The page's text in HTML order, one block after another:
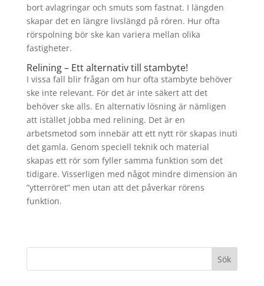
bort avlagringar och smuts som fastnat. I längden
skapar det en längre livslängd på rören. Hur ofta
rörspolning bör ske kan variera mellan olika
fastigheter.
Relining – Ett alternativ till stambyte!
I vissa fall blir frågan om hur ofta stambyte behöver
ske inte relevant. För det är inte säkert att det
behöver ske alls. En alternativ lösning är nämligen
att istället jobba med relining. Det är en
arbetsmetod som innebär att ett nytt rör skapas inuti
det gamla. Genom speciell teknik och material
skapas ett rör som fyller samma funktion som det
tidigare. Visserligen med något mindre dimension än
”ytterröret” men utan att det påverkar rörens
funktion.